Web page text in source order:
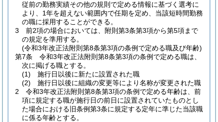
従前の勤務実績その他の規則で定める情報に基づく選考に
より、1年を超えない範囲内で任期を定め、当該短時間勤務
の職に採用することができる。
3
前2項の場合においては、附則第3条第3項から第5項まで
の規定を準用する。
(令和3年改正法附則第8条第3項の条例で定める職及び年齢)
第7条
令和3年改正法附則第8条第3項の条例で定める職は、
次に掲げる職とする。
(1)
施行日以後に新たに設置された職
(2)
施行日以後に組織の変更等により名称が変更された職
2
令和3年改正法附則第8条第3項の条例で定める年齢は、前
項に規定する職が施行日の前日に設置されていたものとし
た場合における旧条例第3条に規定する定年に準じた当該職
に係る年齢とする。